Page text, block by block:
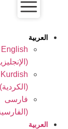
العربية
English
Kurdish
الكردية)
فارسی
الفارسية
العربية